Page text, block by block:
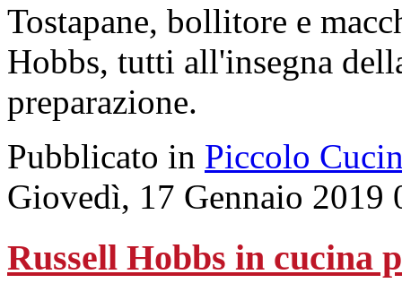
Tostapane, bollitore e
Hobbs, tutti all'insegna
preparazione.
Pubblicato in Piccolo
Giovedì, 17 Gennaio 2019
Russell Hobbs in cucina